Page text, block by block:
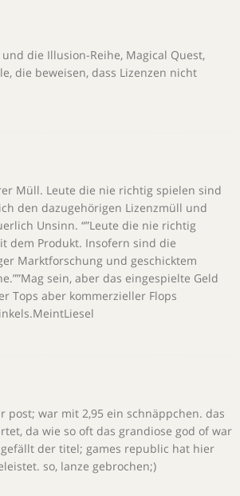
die Illusion-Reihe, Magical Quest,
die beweisen, dass Lizenzen nicht
Müll. Leute die nie richtig spielen sind
den dazugehörigen Lizenzmüll und
Unsinn. “”Leute die nie richtig
dem Produkt. Insofern sind die
Marktforschung und geschicktem
sein, aber das eingespielte Geld
Tops aber kommerzieller Flops
war mit 2,95 ein schnäppchen. das
da wie so oft das grandiose god of war
der titel; games republic hat hier
so, lanze gebrochen;)